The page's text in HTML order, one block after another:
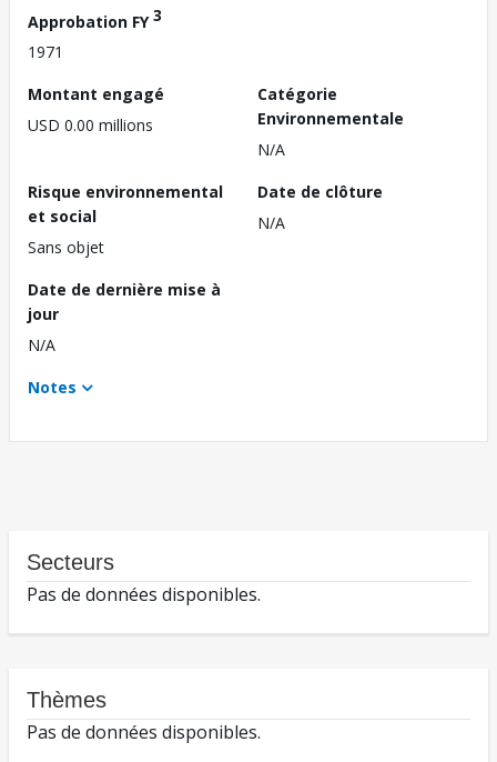
Approbation FY3
1971
Montant engagé
USD 0.00 millions
Catégorie
Environnementale
N/A
Risque environnemental
et social
Sans objet
Date de clôture
N/A
Date de dernière mise à
jour
N/A
Notes
Secteurs
Pas de données disponibles.
Thèmes
Pas de données disponibles.